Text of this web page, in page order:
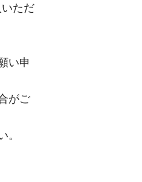
ただ
い申
がご